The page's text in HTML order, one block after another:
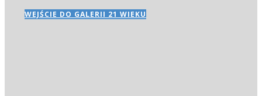
WEJŚCIE DO GALERII 21 WIEKU